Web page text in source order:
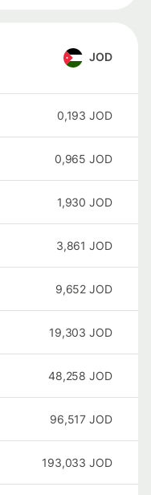
JOD
0,193 JOD
0,965 JOD
1,930 JOD
3,861 JOD
9,652 JOD
19,303 JOD
48,258 JOD
96,517 JOD
193,033 JOD